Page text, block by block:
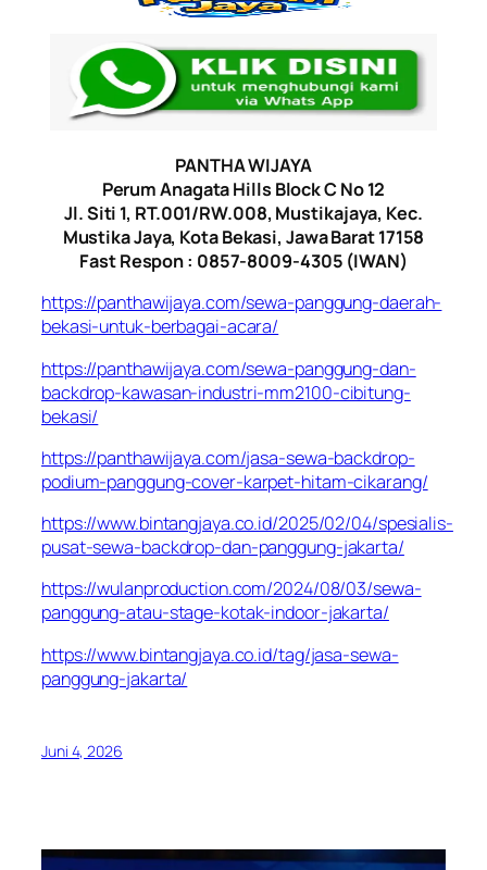
PANTHA WIJAYA
Perum Anagata Hills Block C No 12
Jl. Siti 1, RT.001/RW.008, Mustikajaya, Kec.
Mustika Jaya, Kota Bekasi, Jawa Barat 17158
Fast Respon : 0857-8009-4305 (IWAN)
https://panthawijaya.com/sewa-panggung-daerah-
bekasi-untuk-berbagai-acara/
https://panthawijaya.com/sewa-panggung-dan-
backdrop-kawasan-industri-mm2100-cibitung-
bekasi/
https://panthawijaya.com/jasa-sewa-backdrop-
podium-panggung-cover-karpet-hitam-cikarang/
https://www.bintangjaya.co.id/2025/02/04/spesialis-
pusat-sewa-backdrop-dan-panggung-jakarta/
https://wulanproduction.com/2024/08/03/sewa-
panggung-atau-stage-kotak-indoor-jakarta/
https://www.bintangjaya.co.id/tag/jasa-sewa-
panggung-jakarta/
Juni 4, 2026